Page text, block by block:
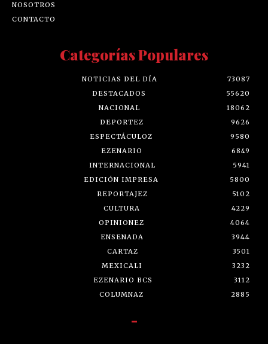
NOSOTROS
CONTACTO
Categorías Populares
NOTICIAS DEL DÍA
73087
DESTACADOS
55620
NACIONAL
18062
DEPORTEZ
9626
ESPECTÁCULOZ
9580
EZENARIO
6849
INTERNACIONAL
5941
EDICIÓN IMPRESA
5800
REPORTAJEZ
5102
CULTURA
4229
OPINIONEZ
4064
ENSENADA
3944
CARTAZ
3501
MEXICALI
3232
EZENARIO BCS
3112
COLUMNAZ
2885
-